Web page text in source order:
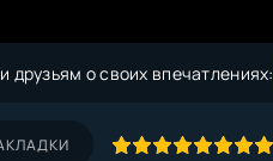
друзьям о своих впечатлениях: